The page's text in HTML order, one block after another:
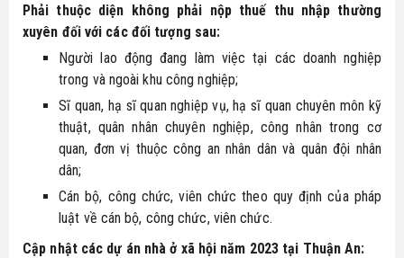
Phải thuộc diện không phải nộp thuế thu nhập thường
xuyên đối với các đối tượng sau:
Người lao động đang làm việc tại các doanh nghiệp
trong và ngoài khu công nghiệp;
Sĩ quan, hạ sĩ quan nghiệp vụ, hạ sĩ quan chuyên môn kỹ
thuật, quân nhân chuyên nghiệp, công nhân trong cơ
quan, đơn vị thuộc công an nhân dân và quân đội nhân
dân;
Cán bộ, công chức, viên chức theo quy định của pháp
luật về cán bộ, công chức, viên chức.
Cập nhật các dự án nhà ở xã hội năm 2023 tại Thuận An: